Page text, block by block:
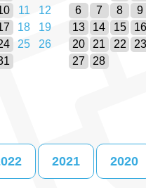
11
12
18
19
25
26
6
7 8 9
13
14 15 16
20
21 22 23
27
28
2021 2020